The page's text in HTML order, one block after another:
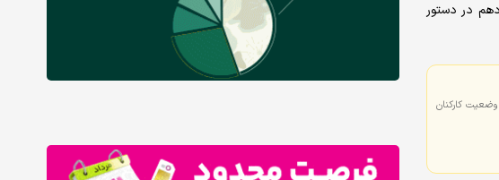
در دستور
۱۴۰۴ کل کشور ساز و کار تبدیل وضعیت کارکنان